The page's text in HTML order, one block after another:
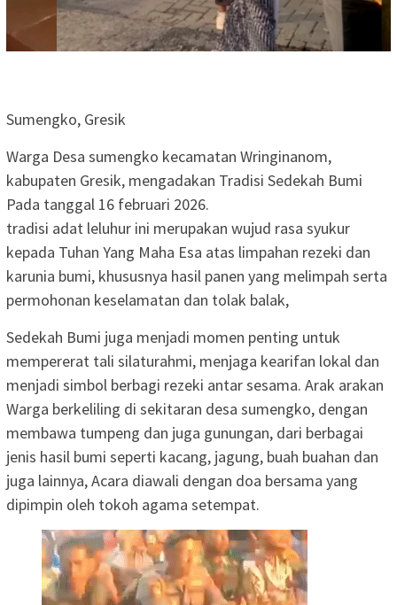
Sumengko, Gresik
Warga Desa sumengko kecamatan Wringinanom,
kabupaten Gresik, mengadakan Tradisi Sedekah Bumi
Pada tanggal 16 februari 2026.
tradisi adat leluhur ini merupakan wujud rasa syukur
kepada Tuhan Yang Maha Esa atas limpahan rezeki dan
karunia bumi, khususnya hasil panen yang melimpah serta
permohonan keselamatan dan tolak balak,
Sedekah Bumi juga menjadi momen penting untuk
mempererat tali silaturahmi, menjaga kearifan lokal dan
menjadi simbol berbagi rezeki antar sesama. Arak arakan
Warga berkeliling di sekitaran desa sumengko, dengan
membawa tumpeng dan juga gunungan, dari berbagai
jenis hasil bumi seperti kacang, jagung, buah buahan dan
juga lainnya, Acara diawali dengan doa bersama yang
dipimpin oleh tokoh agama setempat.